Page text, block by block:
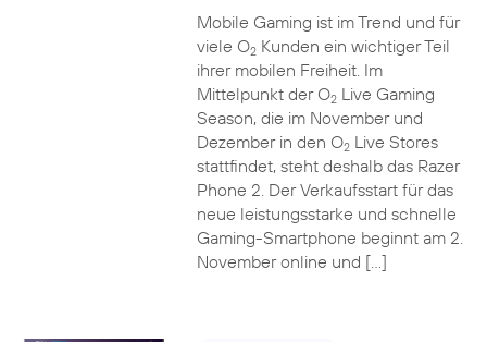
Mobile Gaming ist im Trend und für
viele O2Kunden ein wichtiger Teil
ihrer mobilen Freiheit. Im
Mittelpunkt der O2Live Gaming
Season, die im November und
Dezember in den O2Live Stores
stattfindet, steht deshalb das Razer
Phone 2. Der Verkaufsstart für das
neue leistungsstarke und schnelle
Gaming-Smartphone beginnt am 2.
November online und […]